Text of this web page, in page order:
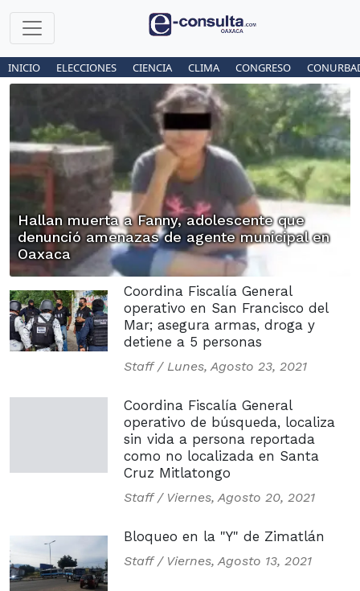
INICIO ELECCIONES CIENCIA CLIMA CONGRESO
Hallan muerta a Fanny, adolescente que
denunció amenazas de agente municipal en
Oaxaca
Coordina Fiscalía General
operativo en San Francisco del
Mar; asegura armas, droga y
detiene a 5 personas
Staff / Lunes, Agosto 23, 2021
Coordina Fiscalía General
operativo de búsqueda, localiza
sin vida a persona reportada
como no localizada en Santa
Cruz Mitlatongo
Staff / Viernes, Agosto 20, 2021
Bloqueo en la "Y" de Zimatlán
Staff / Viernes, Agosto 13, 2021